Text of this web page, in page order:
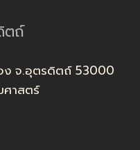
ตถ์
ง จ.อุตรดิตถ์ 53000
าสตร์